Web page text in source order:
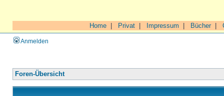
Home Privat Impressum Bücher|
Anmelden
Foren-Übersicht